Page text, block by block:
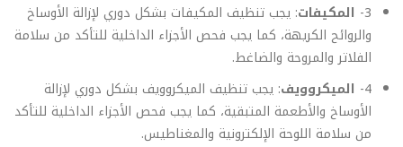
3- المكيفات: يجب تنظيف المكيفات بشكل دوري لإزالة الأوساخ
والروائح الكريهة، كما يجب فحص الأجزاء الداخلية للتأكد من سلامة
الفلاتر والمروحة والضاغط.
4- الميكروويف: يجب تنظيف الميكروويف بشكل دوري لإزالة
الأوساخ والأطعمة المتبقية، كما يجب فحص الأجزاء الداخلية للتأكد
من سلامة اللوحة الإلكترونية والمغناطيس.